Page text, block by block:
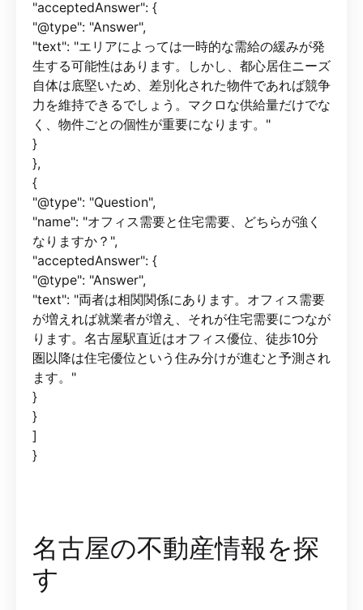
"acceptedAnswer": {
"@type": "Answer",
"text": "エリアによっては一時的な需給の緩みが発
生する可能性はあります。しかし、都心居住ニーズ
自体は底堅いため、差別化された物件であれば競争
力を維持できるでしょう。マクロな供給量だけでな
く、物件ごとの個性が重要になります。"
}
},
{
"@type": "Question",
"name": "オフィス需要と住宅需要、どちらが強く
なりますか？",
"acceptedAnswer": {
"@type": "Answer",
"text": "両者は相関関係にあります。オフィス需要
が増えれば就業者が増え、それが住宅需要につなが
ります。名古屋駅直近はオフィス優位、徒歩10分
圏以降は住宅優位という住み分けが進むと予測され
ます。"
}
}
]
}
名古屋の不動産情報を探
す